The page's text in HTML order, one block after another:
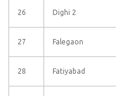
26 Dighi 2
27 Falegaon
28 Fatiyabad